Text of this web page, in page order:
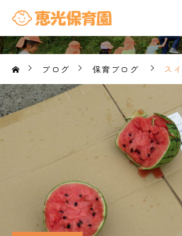
ブログ 保育ブログ ス